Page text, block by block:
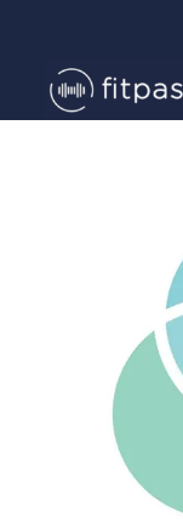
FITPASS TV
TRENDS
MORE…